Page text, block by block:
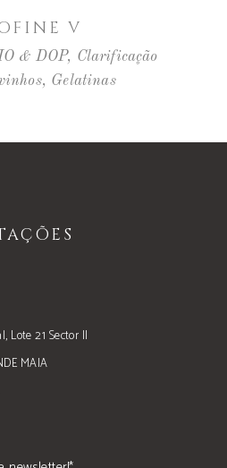
V
& DOP, Clarificação
, Gelatinas
Lote 21 Sector II
MAIA